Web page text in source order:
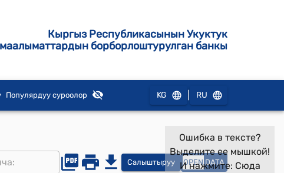
Кыргыз Республикасынын Укуктук
маалыматтардын борборлоштурулган банкы
Популярдуу суроолор KG RU
Салыштыруу OPEN DATA
Ошибка в тексте?
Выделите ее мышкой!
И нажмите: Сюда